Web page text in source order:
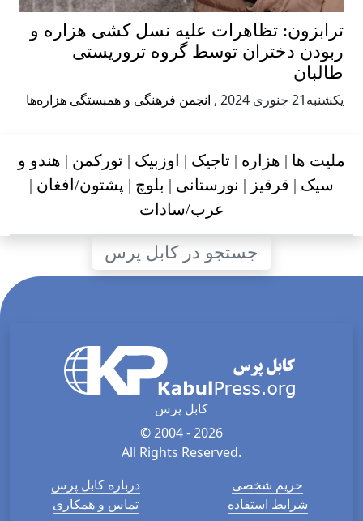
ترابزون: تظاهرات علیه نسل کشی هزاره و
ربودن دختران توسط گروه تروریستی
طالبان
يكشنبه21 جنوری 2024 , انجمن فرهنگی و همبستگی هزاره‌ها
ملیت ها | هزاره | تاجیک | اوزبیک | تورکمن | هندو و
سیک | قرقیز | نورستانی | بلوچ | پشتون/افغان |
عرب/سادات
جستجو در کابل پرس
کابل پرس
© 2004 - 2026
All Rights Reserved.
درباره کابل پرس
تماس و همکاری
حریم شخصی
شرایط استفاده